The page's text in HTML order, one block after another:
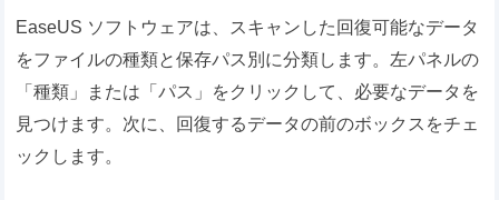
EaseUS ソフトウェアは、スキャンした回復可能なデータ
をファイルの種類と保存パス別に分類します。左パネルの
「種類」または「パス」をクリックして、必要なデータを
見つけます。次に、回復するデータの前のボックスをチェ
ックします。